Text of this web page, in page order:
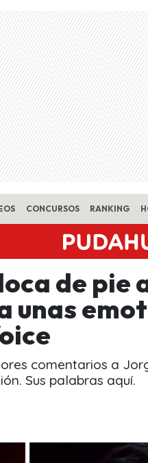
CONCURSOS RANKING
de pie
unas
comentarios a
Sus palabras aquí.